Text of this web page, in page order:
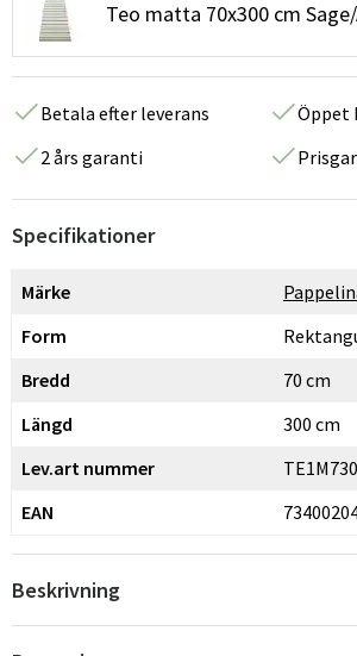
Teo matta 70x300 cm
Betala efter leverans
Öppet
2 års garanti
Specifikationer
Märke
Form
Bredd
70 cm
Längd
300 cm
Lev.art nummer
TE1M730
EAN
Beskrivning